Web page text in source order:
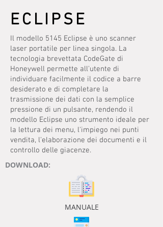
ECLIPSE
Il modello 5145 Eclipse è uno scanner
laser portatile per linea singola. La
tecnologia brevettata CodeGate di
Honeywell permette all'utente di
individuare facilmente il codice a barre
desiderato e di completare la
trasmissione dei dati con la semplice
pressione di un pulsante, rendendo il
modello Eclipse uno strumento ideale per
la lettura dei menu, l'impiego nei punti
vendita, l'elaborazione dei documenti e il
controllo delle giacenze.
DOWNLOAD:
MANUALE